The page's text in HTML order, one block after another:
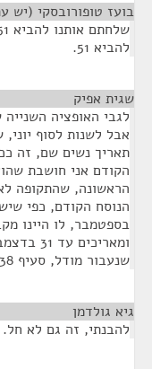
בועז טופורובסקי (יש
להביא 51.
שגית אפיק
לגבי האופציה
אבל לשנות לסוף
הקודם אני חושבת
בספטמבר, לו היינו
שנעבור מודל, סעיף 38 כן היה חל.
גיא גולדמן
להבנתי, זה גם לא